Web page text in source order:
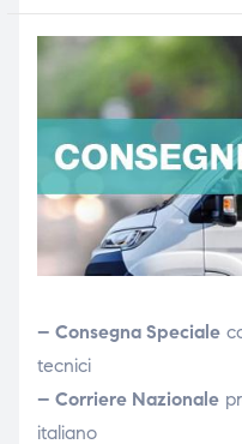
– Consegna Speciale
tecnici
– Corriere Nazionale
italiano